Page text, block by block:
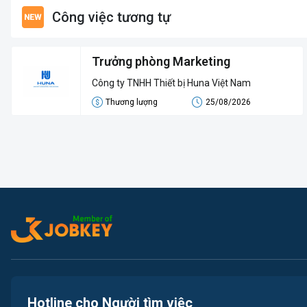
Công việc tương tự
Trưởng phòng Marketing
Công ty TNHH Thiết bị Huna Việt Nam
Thương lượng 25/08/2026
Hotline cho Người tìm việc